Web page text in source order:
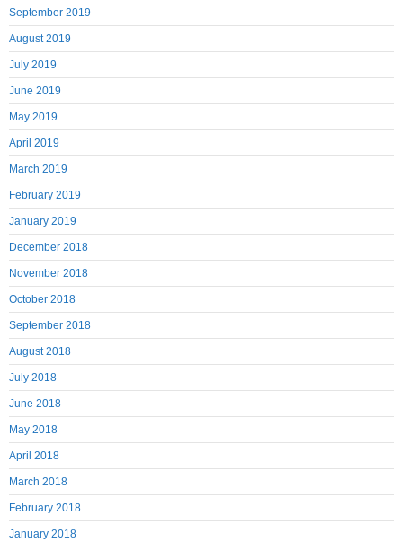
September 2019
August 2019
July 2019
June 2019
May 2019
April 2019
March 2019
February 2019
January 2019
December 2018
November 2018
October 2018
September 2018
August 2018
July 2018
June 2018
May 2018
April 2018
March 2018
February 2018
January 2018